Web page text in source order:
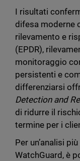
I risultati
difesa moderne
rilevamento e
(EPDR),
monitoraggio
persistenti e
differenziarsi
Detection and
di ridurre il
termine per i
Per un’analisi
WatchGuard, è